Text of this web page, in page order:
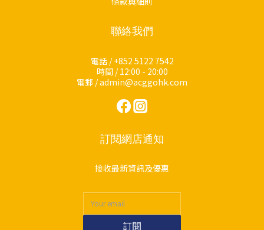
聯絡我們
電話 / +852 5122 7542
時間 / 12:00 - 20:00
電郵 / admin@acggohk.com
訂閱網店通知
接收最新資訊及優惠
訂閱